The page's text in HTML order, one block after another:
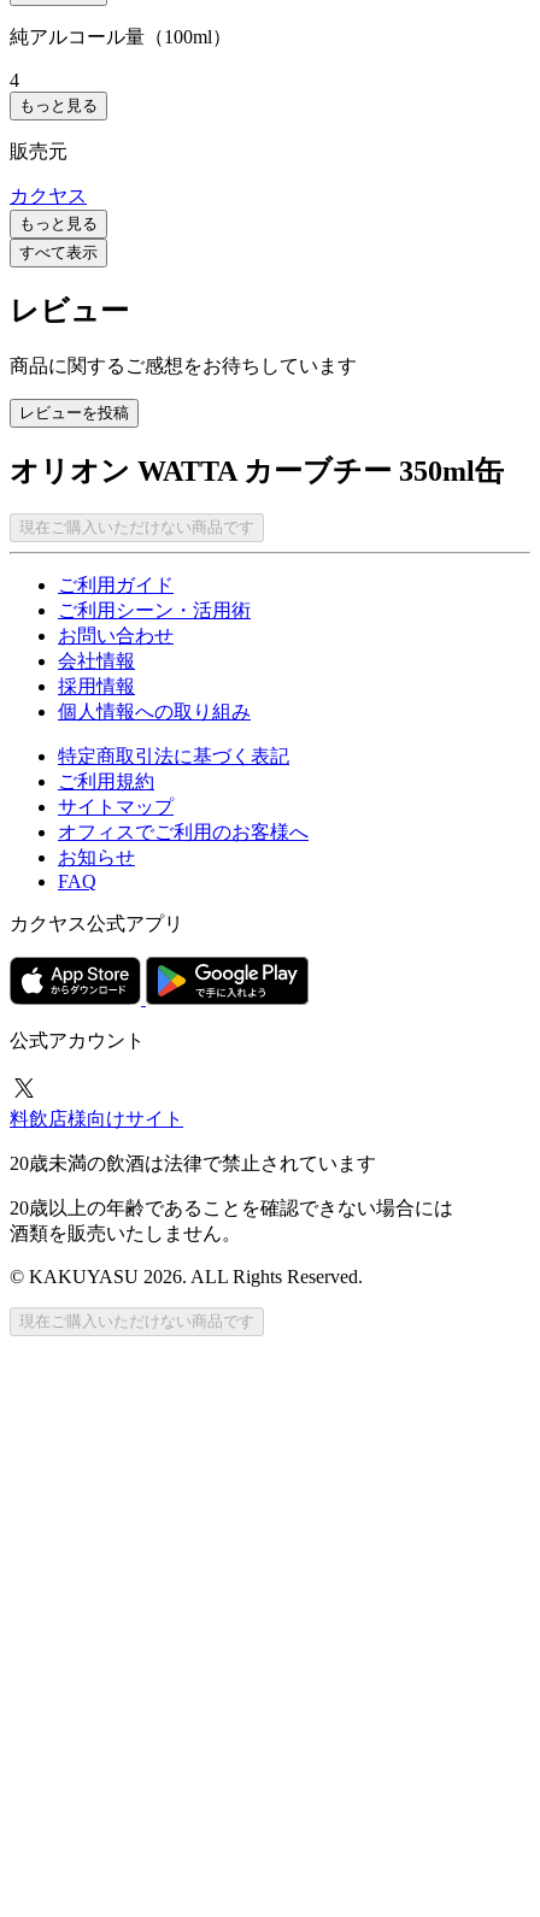
純アルコール量（100ml）
4
もっと見る
販売元
カクヤス
もっと見る
すべて表示
レビュー
商品に関するご感想をお待ちしています
レビューを投稿
オリオン WATTA カーブチー 350ml缶
現在ご購入いただけない商品です
ご利用ガイド
ご利用シーン・活用術
お問い合わせ
会社情報
採用情報
個人情報への取り組み
特定商取引法に基づく表記
ご利用規約
サイトマップ
オフィスでご利用のお客様へ
お知らせ
FAQ
カクヤス公式アプリ
公式アカウント
料飲店様向けサイト
20歳未満の飲酒は法律で禁止されています
20歳以上の年齢であることを確認できない場合には
酒類を販売いたしません。
© KAKUYASU 2026. ALL Rights Reserved.
現在ご購入いただけない商品です